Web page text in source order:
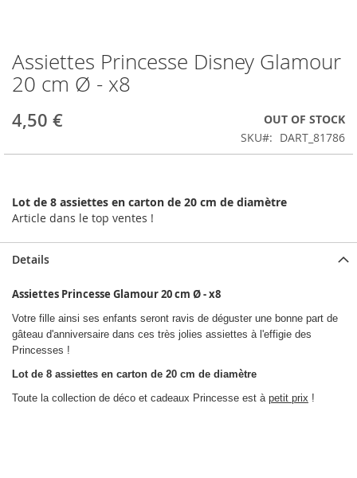
Skip
to
the
of
images
Assiettes Princesse Disney Glamour
20 cm Ø - x8
4,50 €
OUT OF STOCK
SKU
DART_81786
Lot de 8 assiettes en carton de 20 cm de diamètre
Article dans le top ventes !
Details
Assiettes Princesse Glamour 20 cm Ø - x8
Votre fille ainsi ses enfants seront ravis de déguster une bonne part de
gâteau d'anniversaire dans ces très jolies assiettes à l'effigie des
Princesses !
Lot de 8 assiettes en carton de 20 cm de diamètre
Toute la collection de déco et cadeaux Princesse est à petit prix !